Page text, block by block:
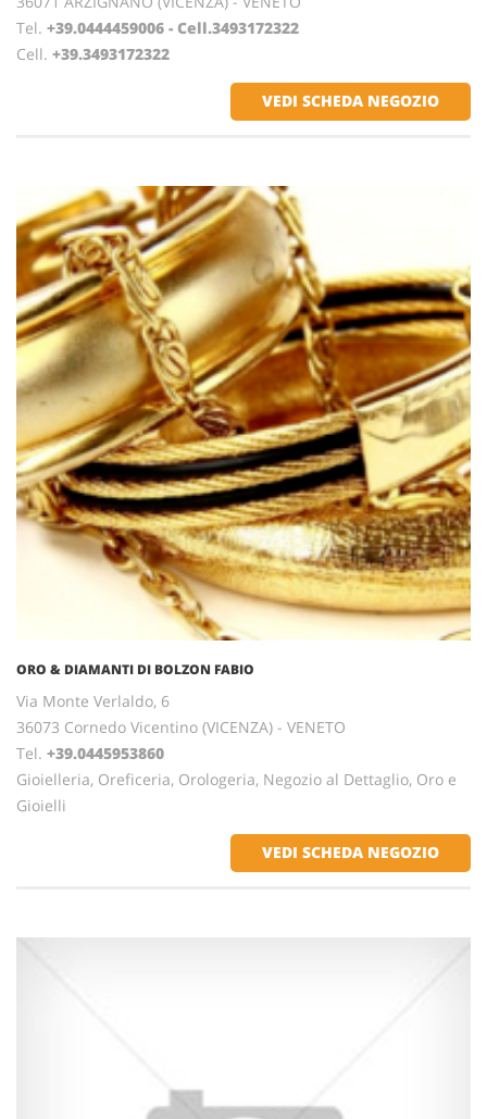
Tel. +39.0444459006 - Cell.3493172322
Cell. +39.3493172322
VEDI SCHEDA NEGOZIO
ORO & DIAMANTI DI BOLZON FABIO
Via Monte Verlaldo, 6
36073 Cornedo Vicentino (VICENZA) - VENETO
Tel. +39.0445953860
Gioielleria, Oreficeria, Orologeria, Negozio al Dettaglio, Oro e
Gioielli
VEDI SCHEDA NEGOZIO